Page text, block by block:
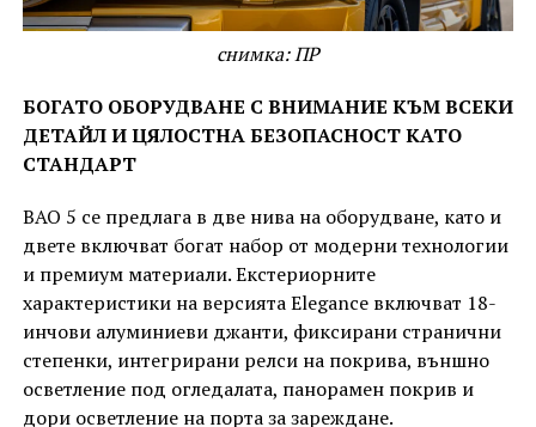
снимка: ПР
БОГАТО ОБОРУДВАНЕ С ВНИМАНИЕ КЪМ ВСЕКИ
ДЕТАЙЛ И ЦЯЛОСТНА БЕЗОПАСНОСТ КАТО
СТАНДАРТ
BAO 5 се предлага в две нива на оборудване, като и
двете включват богат набор от модерни технологии
и премиум материали. Екстериорните
характеристики на версията Elegance включват 18-
инчови алуминиеви джанти, фиксирани странични
степенки, интегрирани релси на покрива, външно
осветление под огледалата, панорамен покрив и
дори осветление на порта за зареждане.